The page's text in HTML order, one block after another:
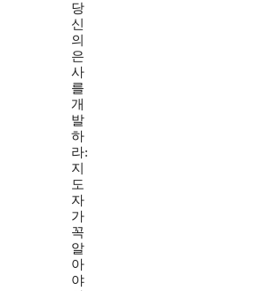
당
신
의
은
사
를
개
발
하
라:
지
도
자
가
꼭
알
아
야